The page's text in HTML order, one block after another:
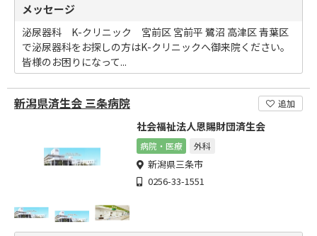
メッセージ
泌尿器科 K-クリニック 宮前区 宮前平 鷺沼 高津区 青葉区
で泌尿器科をお探しの方はK-クリニックへ御来院ください。
皆様のお困りになって...
新潟県済生会 三条病院 追加
社会福祉法人恩賜財団済生会
病院・医療 外科
新潟県三条市
0256-33-1551